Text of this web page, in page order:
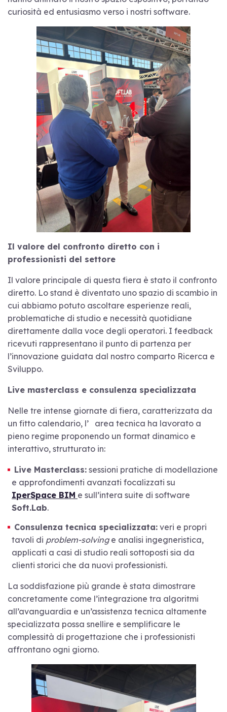
curiosità ed entusiasmo verso i nostri software.
Il valore del confronto diretto con i
professionisti del settore
Il valore principale di questa fiera è stato il confronto
diretto. Lo stand è diventato uno spazio di scambio in
cui abbiamo potuto ascoltare esperienze reali,
problematiche di studio e necessità quotidiane
direttamente dalla voce degli operatori. I feedback
ricevuti rappresentano il punto di partenza per
l’innovazione guidata dal nostro comparto Ricerca e
Sviluppo.
Live masterclass e consulenza specializzata
Nelle tre intense giornate di fiera, caratterizzata da
un fitto calendario, l’ area tecnica ha lavorato a
pieno regime proponendo un format dinamico e
interattivo, strutturato in:
Live Masterclass: sessioni pratiche di modellazione
e approfondimenti avanzati focalizzati su
IperSpace BIM e sull’intera suite di software
Soft.Lab.
Consulenza tecnica specializzata: veri e propri
tavoli di problem-solvinge analisi ingegneristica,
applicati a casi di studio reali sottoposti sia da
clienti storici che da nuovi professionisti.
La soddisfazione più grande è stata dimostrare
concretamente come l’integrazione tra algoritmi
all’avanguardia e un’assistenza tecnica altamente
specializzata possa snellire e semplificare le
complessità di progettazione che i professionisti
affrontano ogni giorno.